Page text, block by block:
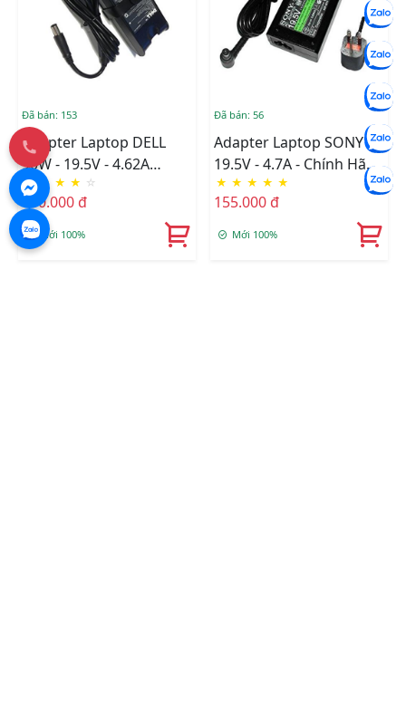
Đã bán: 153
Adapter Laptop DELL
90W - 19.5V - 4.62A
Chính Hãng Fpt
★ ★ ★ ★ ☆
150.000 đ
Mới 100%
Đã bán: 56
Adapter Laptop SONY
19.5V - 4.7A - Chính Hãng
Fpt
★ ★ ★ ★ ★
155.000 đ
Mới 100%